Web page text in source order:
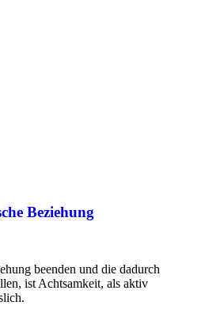
Beziehung
beenden und die dadurch
ist Achtsamkeit, als aktiv